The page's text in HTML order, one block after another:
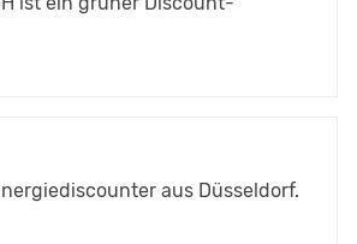
aus Düsseldorf.